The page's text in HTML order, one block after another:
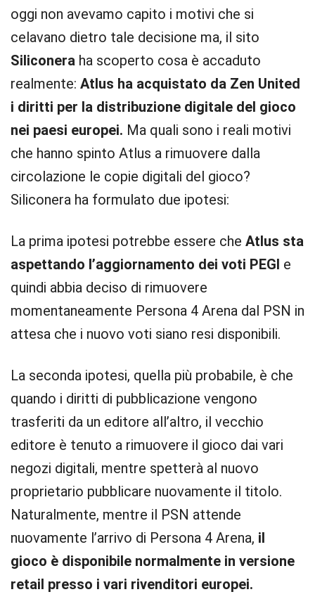
oggi non avevamo capito i motivi che si
celavano dietro tale decisione ma, il sito
Siliconera ha scoperto cosa è accaduto
realmente: Atlus ha acquistato da Zen United
i diritti per la distribuzione digitale del gioco
nei paesi europei. Ma quali sono i reali motivi
che hanno spinto Atlus a rimuovere dalla
circolazione le copie digitali del gioco?
Siliconera ha formulato due ipotesi:
La prima ipotesi potrebbe essere che Atlus sta
aspettando l’aggiornamento dei voti PEGI e
quindi abbia deciso di rimuovere
momentaneamente Persona 4 Arena dal PSN in
attesa che i nuovo voti siano resi disponibili.
La seconda ipotesi, quella più probabile, è che
quando i diritti di pubblicazione vengono
trasferiti da un editore all’altro, il vecchio
editore è tenuto a rimuovere il gioco dai vari
negozi digitali, mentre spetterà al nuovo
proprietario pubblicare nuovamente il titolo.
Naturalmente, mentre il PSN attende
nuovamente l’arrivo di Persona 4 Arena, il
gioco è disponibile normalmente in versione
retail presso i vari rivenditori europei.